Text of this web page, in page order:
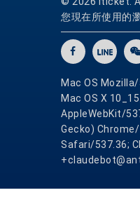
您現在所使用的
Mac OS
Mac OS X
AppleWebKit/
Gecko)
Safari/537.36;